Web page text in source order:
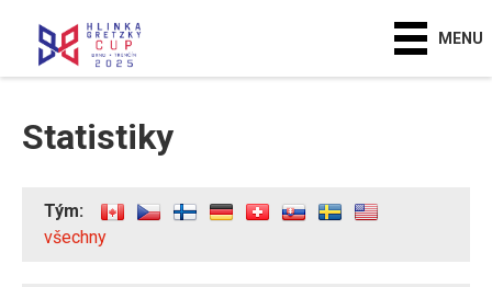
MENU
Statistiky
Tým:
všechny